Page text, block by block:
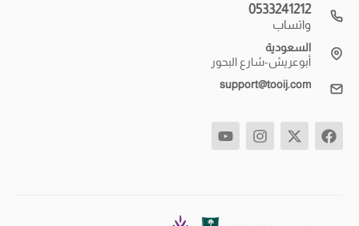
0533241212
واتساب
السعودية
أبوعريش-شارع البحور
support@tooij.com